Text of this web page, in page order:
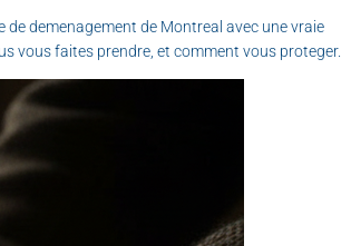
de demenagement de Montreal avec une vraie
vous faites prendre, et comment vous proteger.